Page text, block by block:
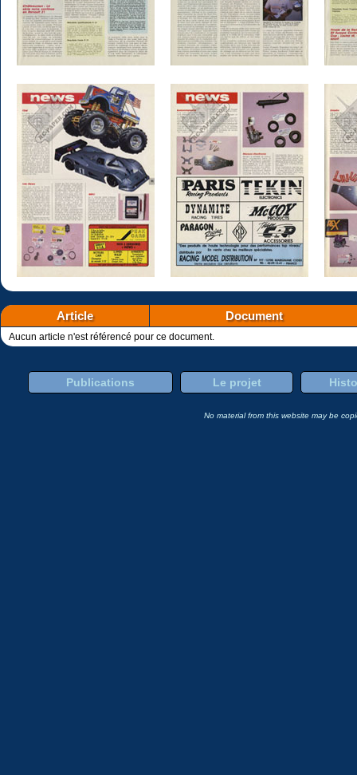
Article Document
Aucun article n'est référencé pour ce document.
Publications Le projet
No material from this website may be